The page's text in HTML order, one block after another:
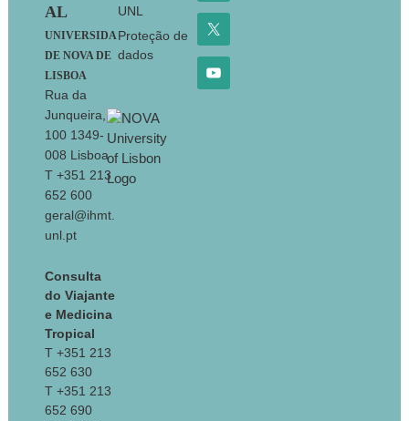
AL
UNIVERSIDA
DE NOVA DE
LISBOA
Rua da
Junqueira,
100 1349-
008 Lisboa
T +351 213
652 600
geral@ihmt.
unl.pt
Consulta
do Viajante
e Medicina
Tropical
T +351 213
652 630
T +351 213
652 690
UNL
Proteção de
dados